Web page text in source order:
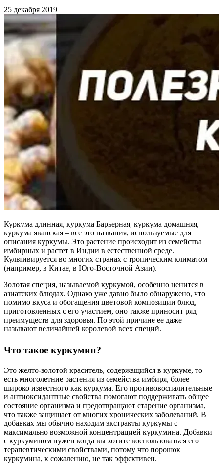
25 декабря 2019
Куркума длинная, куркума Барьерная, куркума домашняя,
куркума яванская – все это названия, используемые для
описания куркумы. Это растение происходит из семейства
имбирных и растет в Индии в естественной среде.
Культивируется во многих странах с тропическим климатом
(например, в Китае, в Юго-Восточной Азии).
Золотая специя, называемой куркумой, особенно ценится в
азиатских блюдах. Однако уже давно было обнаружено, что
помимо вкуса и обогащения цветовой композиции блюд,
приготовленных с его участием, оно также приносит ряд
преимуществ для здоровья. По этой причине ее даже
называют величайшей королевой всех специй.
Что такое куркумин?
Это желто-золотой краситель, содержащийся в куркуме, то
есть многолетние растения из семейства имбиря, более
широко известного как куркума. Его противовоспалительные
и антиоксидантные свойства помогают поддерживать общее
состояние организма и предотвращают старение организма,
что также защищает от многих хронических заболеваний. В
добавках мы обычно находим экстракты куркумы с
максимально возможной концентрацией куркумина. Добавки
с куркумином нужен когда вы хотите воспользоваться его
терапевтическими свойствами, потому что порошок
куркумина, к сожалению, не так эффективен.